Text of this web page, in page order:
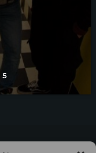
5
97882400019 •